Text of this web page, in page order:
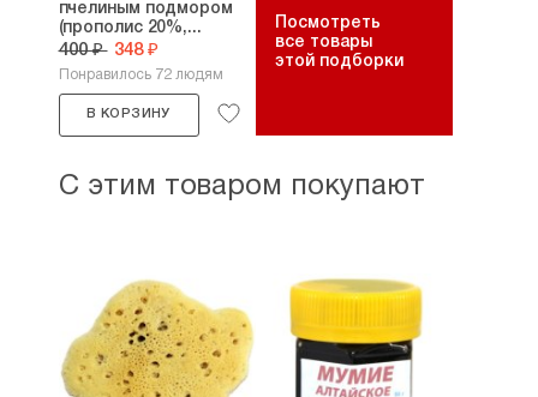
пчелиным подмором
(прополис 20%,...
400 ₽ 348 ₽
Понравилось 72 людям
В КОРЗИНУ
Посмотреть
все товары
этой подборки
С этим товаром покупают